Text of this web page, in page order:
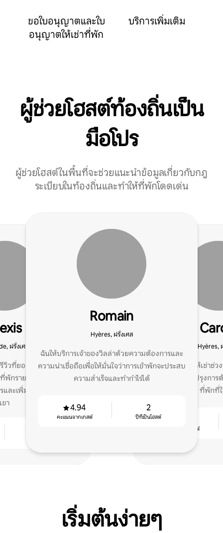
ขอใบอนุญาตและใบ
อนุญาตให้เช่าที่พัก
บริการเพิ่มเติม
ผู้ช่วยโฮสต์ท้องถิ่นเป็น
มือโปร
ผู้ช่วยโฮสต์ในพื้นที่จะช่วยแนะนำข้อมูลเกี่ยวกับกฎ
ระเบียบในท้องถิ่นและทำให้ที่พักโดดเด่น
ฝรั่งเศส
วิวที่ยอดเยี่ยม ตอนนี้ฉัน
กรายอื่นเพื่อเพิ่ม
ละเพิ่มผลกำไรของพวก
เขา
Romain
Hyères, ฝรั่งเศส
ฉันให้บริการเจ้าของวิลล่าด้วยความต้องการและ
ความน่าเชื่อถือเพื่อให้มั่นใจว่าการเข้าพักจะประสบ
ความสำเร็จและทำกำไรได้
4.94
คะแนนจากเกสต์
2
ปีที่เป็นโฮสต์
Hyères,
ฉันจัดการที่พักให้เช่าช่
ช่วยเจ้าของปรับปรุงกา
ที่พักที่ใ
คะแนนจากเกสต์
เริ่มต้นง่ายๆ